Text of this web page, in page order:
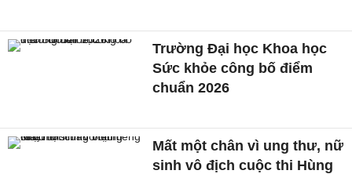
Trường Đại học Khoa học
Sức khỏe công bố điểm
chuẩn 2026
Mất một chân vì ung thư, nữ
sinh vô địch cuộc thi Hùng